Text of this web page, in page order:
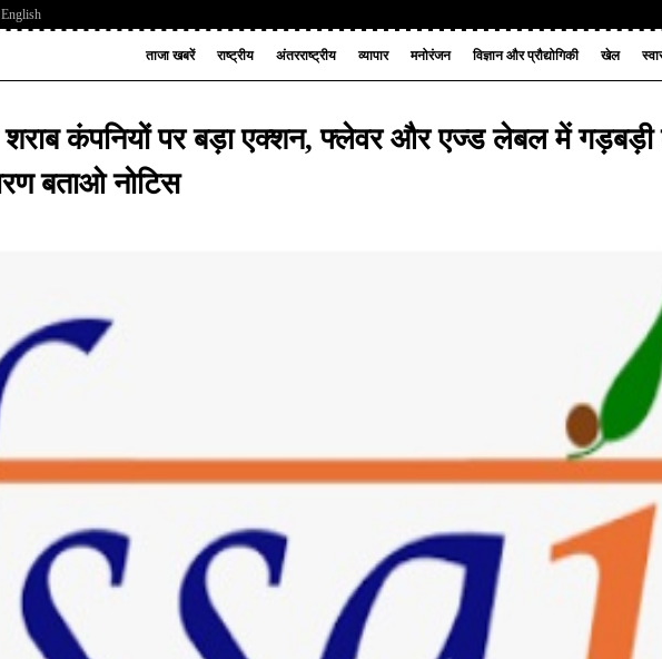
English
ताजा खबरें राष्ट्रीय अंतरराष्ट्रीय व्यापार मनोरंजन विज्ञान और प्रौद्योगिकी खेल
कंपनियों पर बड़ा एक्शन, फ्लेवर और एज्ड लेबल में गड़बड़ी
बताओ नोटिस